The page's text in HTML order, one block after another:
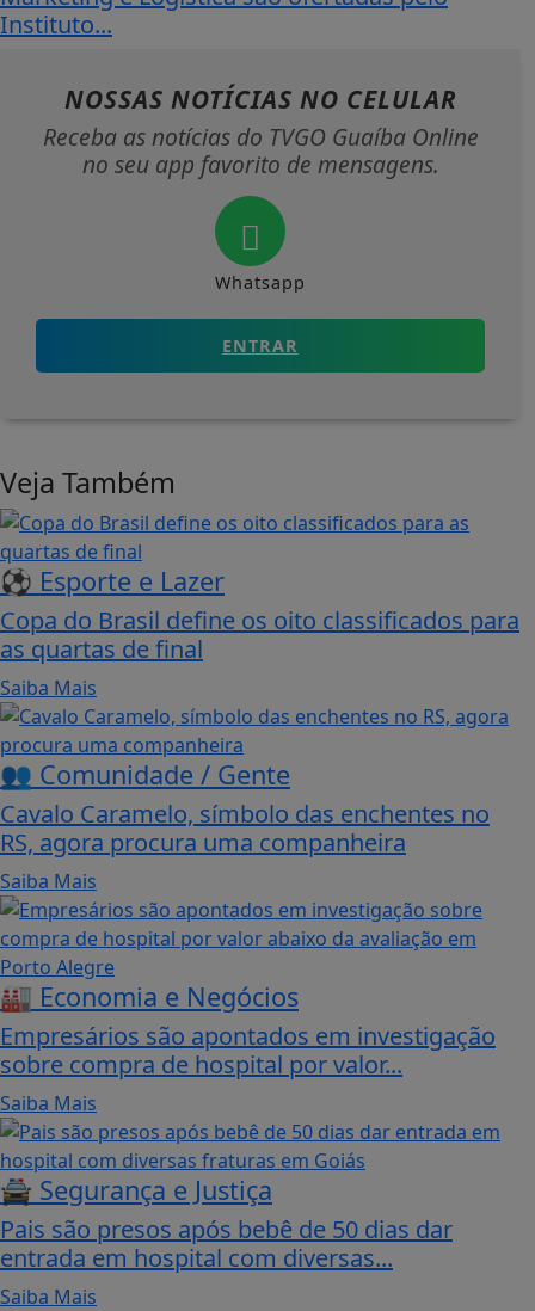
Instituto...
NOSSAS NOTÍCIAS NO CELULAR
Receba as notícias do TVGO Guaíba Online
no seu app favorito de mensagens.
Whatsapp
ENTRAR
Veja Também
⚽ Esporte e Lazer
Copa do Brasil define os oito classificados para
as quartas de final
Saiba Mais
👥 Comunidade / Gente
Cavalo Caramelo, símbolo das enchentes no
RS, agora procura uma companheira
Saiba Mais
🏭 Economia e Negócios
Empresários são apontados em investigação
sobre compra de hospital por valor...
Saiba Mais
🚔 Segurança e Justiça
Pais são presos após bebê de 50 dias dar
entrada em hospital com diversas...
Saiba Mais